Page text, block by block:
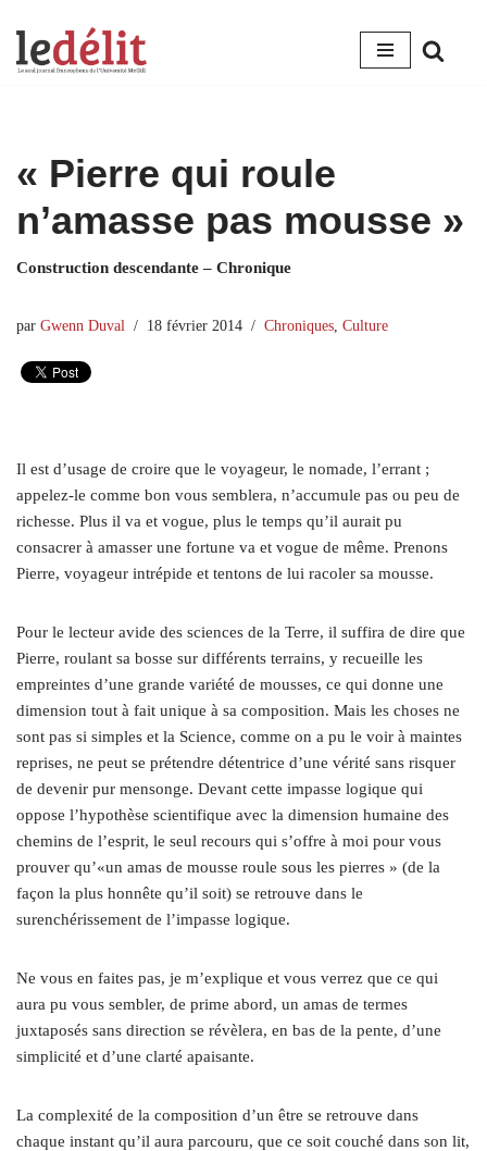
Aller
« Pierre qui roule
n’amasse pas mousse »
Construction descendante – Chronique
par Gwenn Duval 18 février 2014 Chroniques Culture
Il est d’usage de croire que le voyageur, le nomade, l’errant ;
appelez-le comme bon vous semblera, n’accumule pas ou peu de
richesse. Plus il va et vogue, plus le temps qu’il aurait pu
consacrer à amasser une fortune va et vogue de même. Prenons
Pierre, voyageur intrépide et tentons de lui racoler sa mousse.
Pour le lecteur avide des sciences de la Terre, il suffira de dire que
Pierre, roulant sa bosse sur différents terrains, y recueille les
empreintes d’une grande variété de mousses, ce qui donne une
dimension tout à fait unique à sa composition. Mais les choses ne
sont pas si simples et la Science, comme on a pu le voir à maintes
reprises, ne peut se prétendre détentrice d’une vérité sans risquer
de devenir pur mensonge. Devant cette impasse logique qui
oppose l’hypothèse scientifique avec la dimension humaine des
chemins de l’esprit, le seul recours qui s’offre à moi pour vous
prouver qu’«un amas de mousse roule sous les pierres » (de la
façon la plus honnête qu’il soit) se retrouve dans le
surenchérissement de l’impasse logique.
Ne vous en faites pas, je m’explique et vous verrez que ce qui
aura pu vous sembler, de prime abord, un amas de termes
juxtaposés sans direction se révèlera, en bas de la pente, d’une
simplicité et d’une clarté apaisante.
La complexité de la composition d’un être se retrouve dans
chaque instant qu’il aura parcouru, que ce soit couché dans son lit,